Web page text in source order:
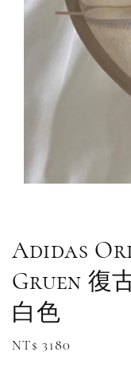
Adidas
Gruen 復
白色
Regular
NT$ 3180